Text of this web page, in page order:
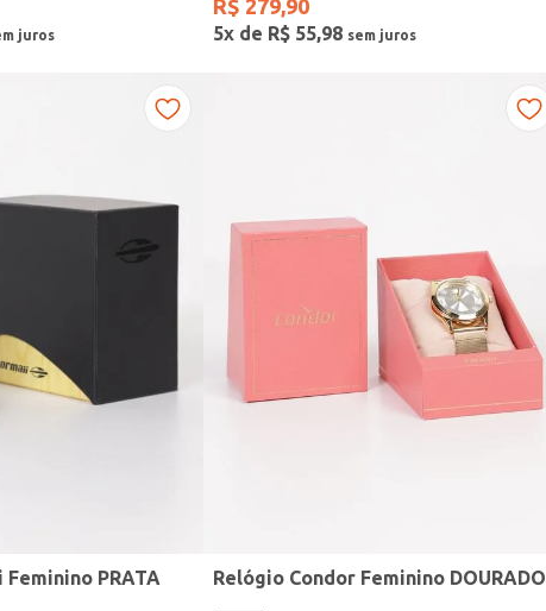
R$ 279,90
5x de R$ 55,98
PRATA Relógio Condor Feminino DOURADO